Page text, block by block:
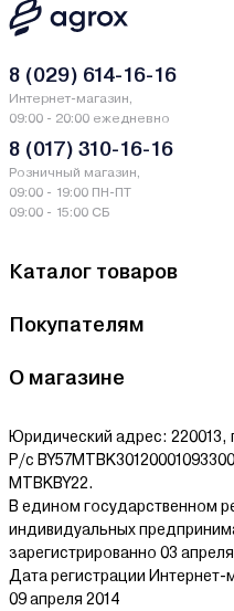
Каталог товаров
Покупателям
О магазине
Юридический адрес: 220013,
Р/с
MTBKBY22.
В едином государственном
индивидуальных
зарегистрированно 03
Дата регистрации Интернет-
09 апреля 2014
8 (029) 614-16-16
Интернет-магазин,
09:00 - 20:00 ежедневно
8 (017) 310-16-16
Розничный магазин,
09:00 - 19:00 ПН-ПТ
09:00 - 15:00 СБ